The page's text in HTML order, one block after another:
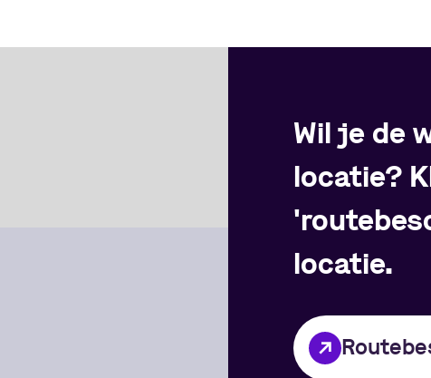
Wil je de
locatie?
locatie.